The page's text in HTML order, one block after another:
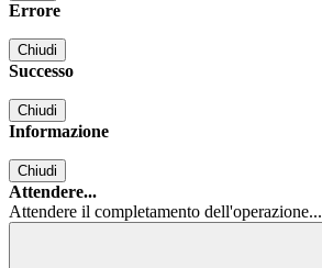
Errore
Chiudi
Successo
Chiudi
Informazione
Chiudi
Attendere...
Attendere il completamento dell'operazione...